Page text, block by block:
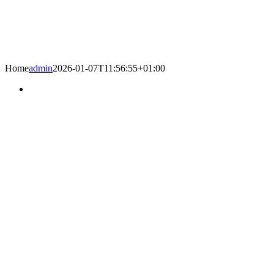
Homeadmin2026-01-07T11:56:55+01:00